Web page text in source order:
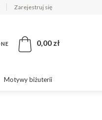
Zarejestruj się
0,00 zł
Motywy biżuterii